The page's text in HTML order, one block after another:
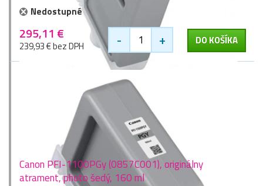
Nedostupné
295,11 €
239,93 € bez DPH - + DO KOŠÍKA
Canon PFI-1100PGy (0857C001), originálny
atrament, photo šedý, 160 ml